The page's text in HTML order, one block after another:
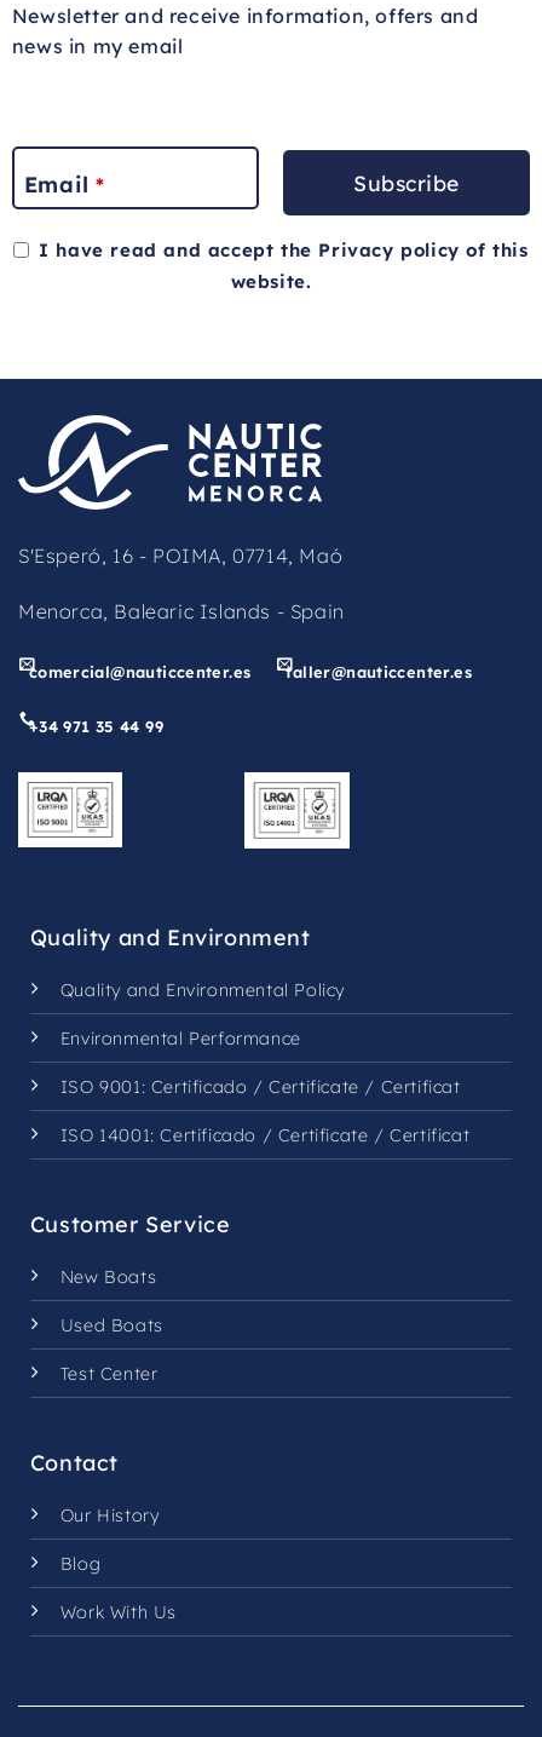
Newsletter and receive information, offers and
news in my email
Email * Subscribe
I have read and accept the Privacy policy of this
website.
blank
S'Esperó, 16 - POIMA, 07714, Maó
Menorca, Balearic Islands - Spain
comercial@nauticcenter.es taller@nauticcenter.es
+34 971 35 44 99
Quality and Environment
Quality and Environmental Policy
Environmental Performance
ISO 9001: Certificado /Certificate / Certificat
ISO 14001:Certificado / Certificate /Certificat
Customer Service
New Boats
Used Boats
Test Center
Contact
Our History
Blog
Work With Us